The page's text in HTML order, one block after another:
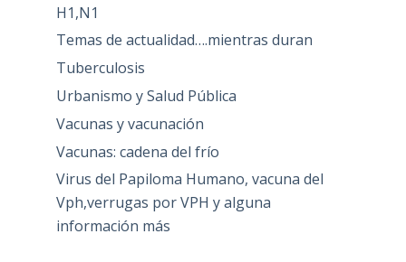
H1,N1
Temas de actualidad….mientras duran
Tuberculosis
Urbanismo y Salud Pública
Vacunas y vacunación
Vacunas: cadena del frío
Virus del Papiloma Humano, vacuna del
Vph,verrugas por VPH y alguna
información más